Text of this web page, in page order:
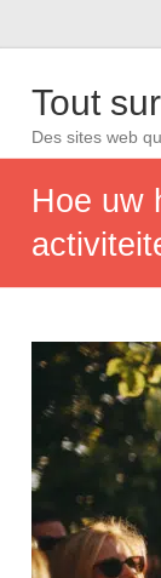
Tout
Des sites web
Hoe uw